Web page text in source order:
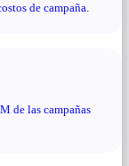
de campaña.
de las campañas